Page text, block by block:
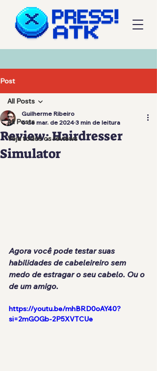
Post
All Posts
Veja todos os reviews
All Posts
Review: Hairdresser
Simulator
Guilherme Ribeiro
6 de mar. de 2024 3 min de leitura
Agora você pode testar suas
habilidades de cabeleireiro sem
medo de estragar o seu cabelo. Ou o
de um amigo.
https://youtu.be/mhBRD0oAY40?
si=2mGOGb-2P5XVTCUe